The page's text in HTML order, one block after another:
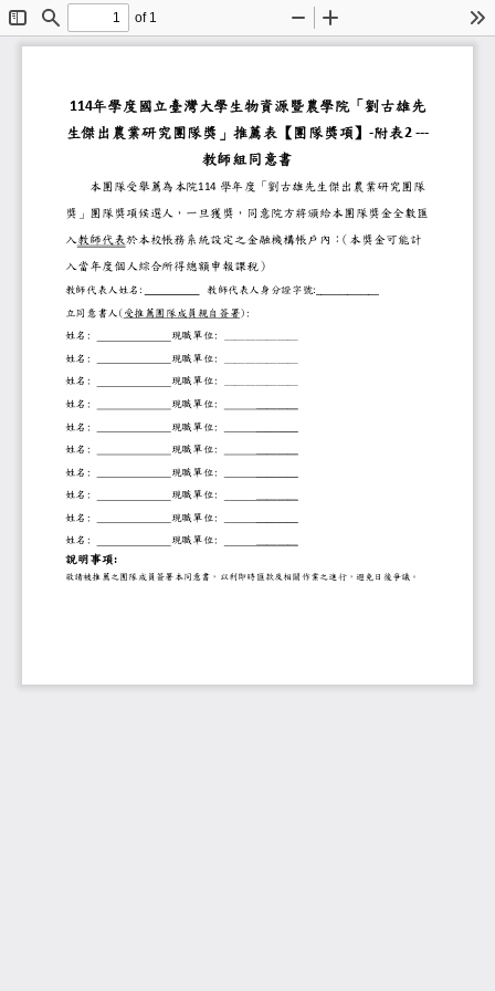
Toggle
Sidebar
Find
of 1
Zoom
Out
In
114年學度國立臺灣大學生物資
生傑出農業研究團隊獎」推薦
-附表
2 ---
教師組同意書
本團隊受舉薦為本院
114學年度「劉古雄先生傑出農
獎」團隊獎項候選人，一旦獲獎，同意院
入教師代表於本校帳務系統設定之金融機構
（本獎金可能計
入當年度個人綜合所得總額申報課稅）
教師代表人姓名
: 教師代表人身分證字號
:____________
立同意書人
(受推薦團隊成員親自簽署
):
姓名
: 現職單位
:
姓名
: 現職單位
:
姓名
: 現職單位
:
姓名
: 現職單位
:
姓名
: 現職單位
:
姓名
: 現職單位
:
姓名
: 現職單位
:
姓名
: 現職單位
:
姓名
: 現職單位
:
姓名
: 現職單位
:
說明事項
:
敬請被推薦之團隊成員簽署本同意書，以利即時匯款